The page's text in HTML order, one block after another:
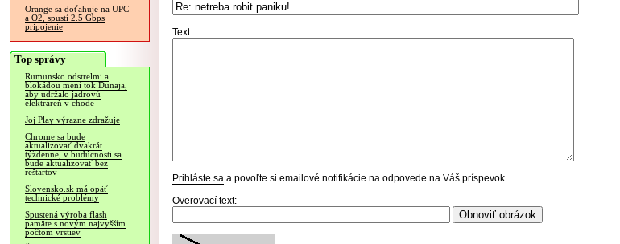
Orange sa doťahuje na UPC
a O2, spustí 2.5 Gbps
pripojenie
Top správy
Rumunsko odstrelmi a
blokádou mení tok Dunaja,
aby udržalo jadrovú
elektráreň v chode
Joj Play výrazne zdražuje
Chrome sa bude
aktualizovať dvakrát
týždenne, v budúcnosti sa
bude aktualizovať bez
reštartov
Slovensko.sk má opäť
technické problémy
Spustená výroba flash
pamäte s novým najvyšším
počtom vrstiev
Text:
Prihláste sa a povoľte si emailové notifikácie na odpovede na Váš príspevok.
Overovací text: